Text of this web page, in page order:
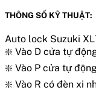
THÔNG SỐ KỸ THUẬT:
Auto lock Suzuki
❇️ Vào D cửa tự
❇️ Vào P cửa tự
❇️ Vào R có đèn xi